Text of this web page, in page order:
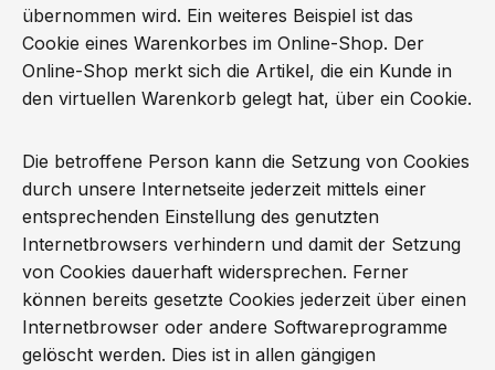
übernommen wird. Ein weiteres Beispiel ist das
Cookie eines Warenkorbes im Online-Shop. Der
Online-Shop merkt sich die Artikel, die ein Kunde in
den virtuellen Warenkorb gelegt hat, über ein Cookie.
Die betroffene Person kann die Setzung von Cookies
durch unsere Internetseite jederzeit mittels einer
entsprechenden Einstellung des genutzten
Internetbrowsers verhindern und damit der Setzung
von Cookies dauerhaft widersprechen. Ferner
können bereits gesetzte Cookies jederzeit über einen
Internetbrowser oder andere Softwareprogramme
gelöscht werden. Dies ist in allen gängigen